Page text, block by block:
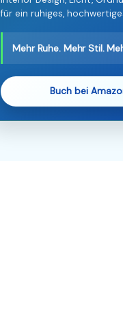
für ein ruhiges,
Mehr Ruhe. Mehr Stil.
Buch bei